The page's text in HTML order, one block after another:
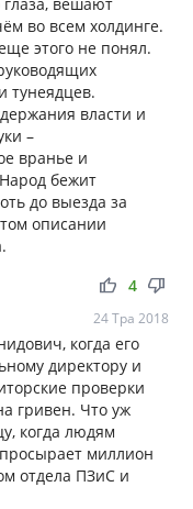
во всем холдинге.
этого не понял.
тунеядцев.
власти и
–
вранье и
бежит
до выезда за
описании
thumb_up thumb_down
4
24 Тра 2018
когда его
директору и
проверки
гривен. Что уж
когда людям
миллион
отдела ПЗиС и